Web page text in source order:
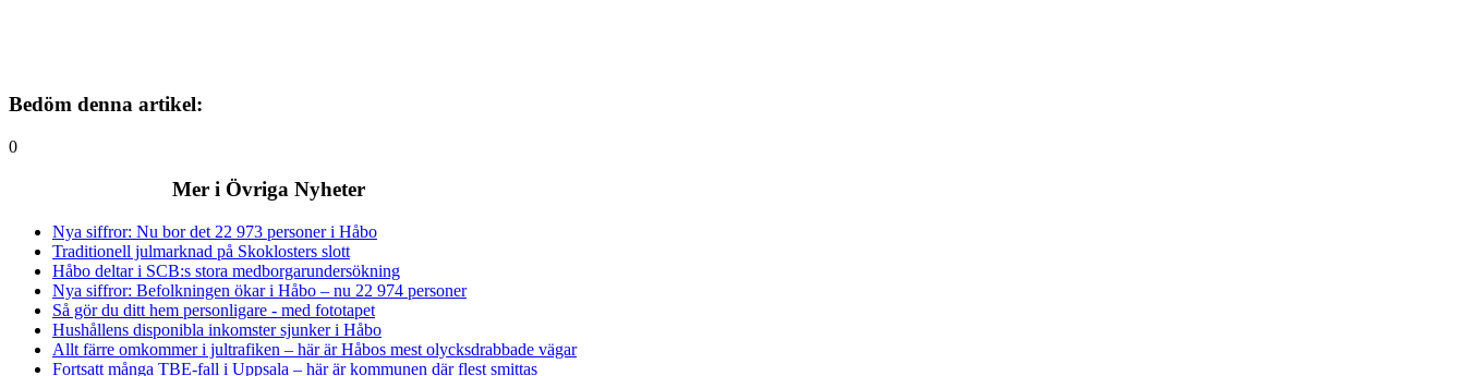
Bedöm denna artikel:
0
Mer i Övriga Nyheter
Nya siffror: Nu bor det 22 973 personer i Håbo
Traditionell julmarknad på Skoklosters slott
Håbo deltar i SCB:s stora medborgarundersökning
Nya siffror: Befolkningen ökar i Håbo – nu 22 974 personer
Så gör du ditt hem personligare - med fototapet
Hushållens disponibla inkomster sjunker i Håbo
Allt färre omkommer i jultrafiken – här är Håbos mest olycksdrabbade vägar
Fortsatt många TBE-fall i Uppsala – här är kommunen där flest smittas